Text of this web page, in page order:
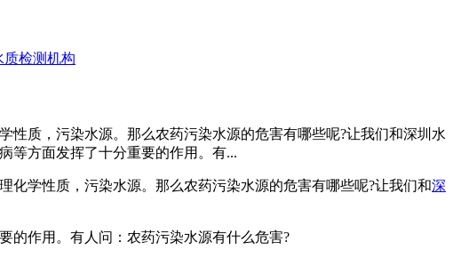
质检测机构
质，污染水源。那么农药污染水源的危害有哪些呢?让我们和深圳水
方面发挥了十分重要的作用。有...
学性质，污染水源。那么农药污染水源的危害有哪些呢?让我们和深
作用。有人问：农药污染水源有什么危害?